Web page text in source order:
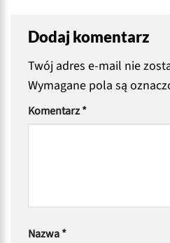
Dodaj komentarz
Twój adres e-mail nie
Wymagane pola są
Komentarz*
Nazwa*